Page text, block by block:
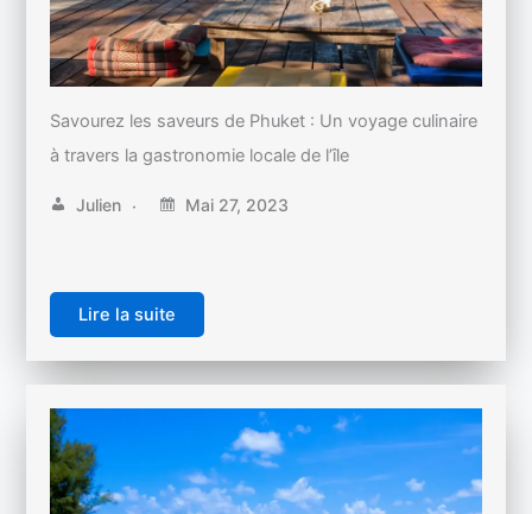
Savourez les saveurs de Phuket : Un voyage culinaire
à travers la gastronomie locale de l’île
Julien Mai 27, 2023
Lire la suite